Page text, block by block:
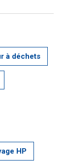
à déchets
HP